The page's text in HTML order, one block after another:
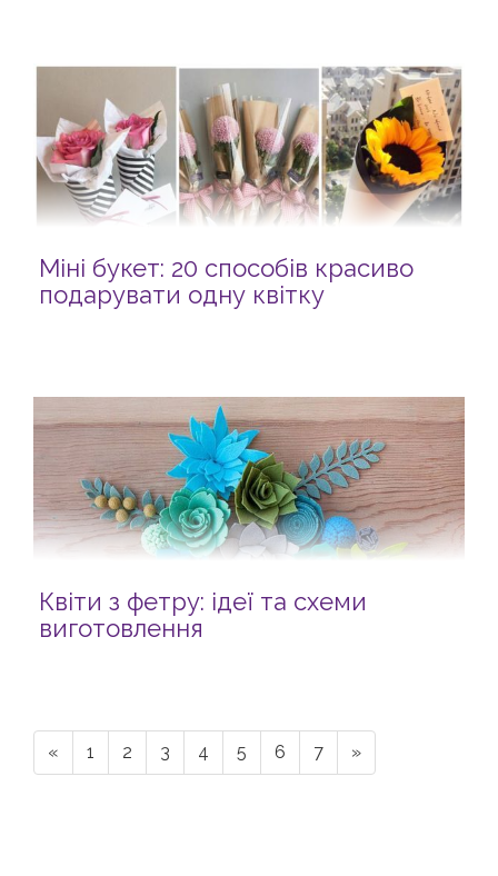
Міні букет: 20 способів красиво
подарувати одну квітку
Квіти з фетру: ідеї та схеми
виготовлення
« 1 2 3 4 5 6 7 »